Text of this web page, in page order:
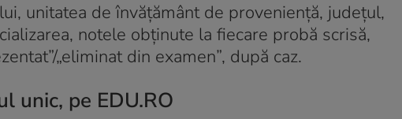
unitatea de învățământ de proveniență, județul,
notele obținute la fiecare probă scrisă,
„eliminat din examen”, după caz.
unic, pe EDU.RO